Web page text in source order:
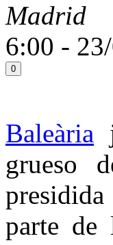
Madrid
6:00 -
0
Baleària
grueso
parte de